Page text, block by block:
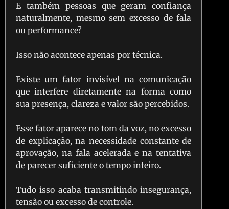
E também pessoas que geram confiança
naturalmente, mesmo sem excesso de fala
ou performance?
Isso não acontece apenas por técnica.
Existe um fator invisível na comunicação
que interfere diretamente na forma como
sua presença, clareza e valor são percebidos.
Esse fator aparece no tom da voz, no excesso
de explicação, na necessidade constante de
aprovação, na fala acelerada e na tentativa
de parecer suficiente o tempo inteiro.
Tudo isso acaba transmitindo insegurança,
tensão ou excesso de controle.